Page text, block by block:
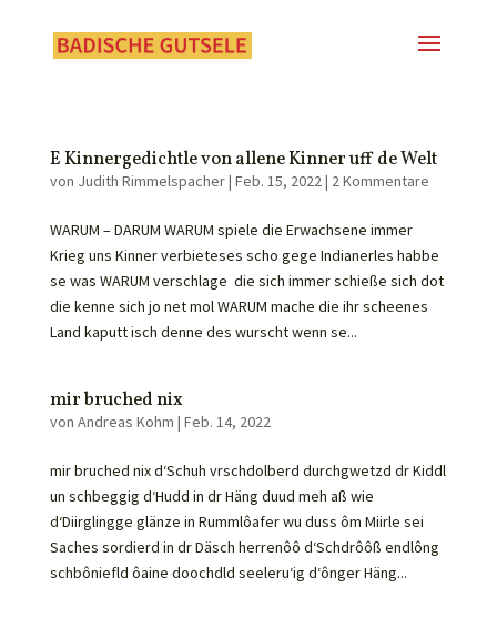
E Kinnergedichtle von allene Kinner uff de Welt
von Judith Rimmelspacher| Feb. 15, 2022| 2 Kommentare
WARUM – DARUM WARUM spiele die Erwachsene immer
Krieg uns Kinner verbieteses scho gege Indianerles habbe
se was WARUM verschlage die sich immer schieße sich dot
die kenne sich jo net mol WARUM mache die ihr scheenes
Land kaputt isch denne des wurscht wenn se...
mir bruched nix
von Andreas Kohm | Feb. 14, 2022
mir bruched nix d‘Schuh vrschdolberd durchgwetzd dr Kiddl
un schbeggig d‘Hudd in dr Häng duud meh aß wie
d‘Diirglingge glänze in Rummlôafer wu duss ôm Miirle sei
Saches sordierd in dr Däsch herrenôô d‘Schdrôôß endlông
schbôniefld ôaine doochdld seeleru‘ig d‘ônger Häng...